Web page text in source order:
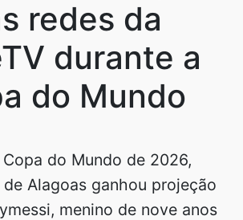
redes da
durante a
do Mundo
do Mundo de 2026,
Alagoas ganhou projeção
menino de nove anos